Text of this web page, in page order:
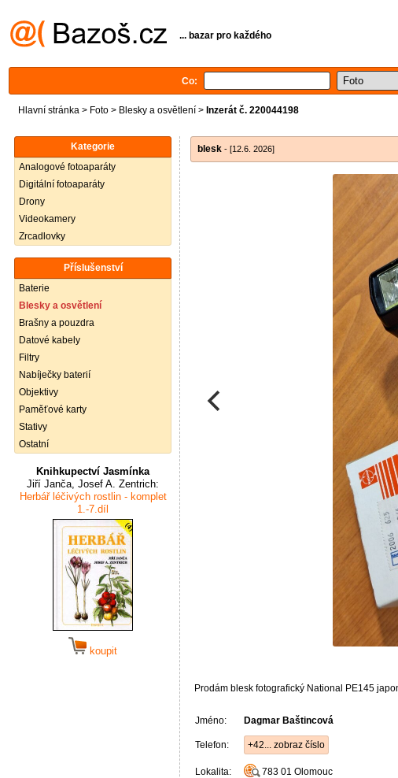
... bazar pro každého
Co:
Hlavní stránka > Foto > Blesky a osvětlení > Inzerát č. 220044198
Kategorie
Analogové fotoaparáty
Digitální fotoaparáty
Drony
Videokamery
Zrcadlovky
Příslušenství
Baterie
Blesky a osvětlení
Brašny a pouzdra
Datové kabely
Filtry
Nabíječky baterií
Objektivy
Paměťové karty
Stativy
Ostatní
Knihkupectví Jasmínka
Jiří Janča, Josef A. Zentrich:
Herbář léčivých rostlin - komplet
1.-7.díl
koupit
blesk - [12.6. 2026]
Prodám blesk fotografický National PE145
Jméno: Dagmar Baštincová
Telefon: +42... zobraz číslo
Lokalita: 783 01 Olomouc